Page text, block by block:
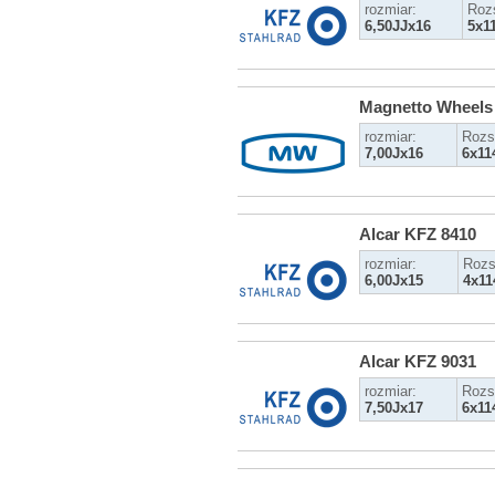
rozmiar:
6,50JJx16
Magnetto
rozmiar:
7,00Jx16
Alcar KFZ 8410
rozmiar:
6,00Jx15
Alcar KFZ 9031
rozmiar:
7,50Jx17